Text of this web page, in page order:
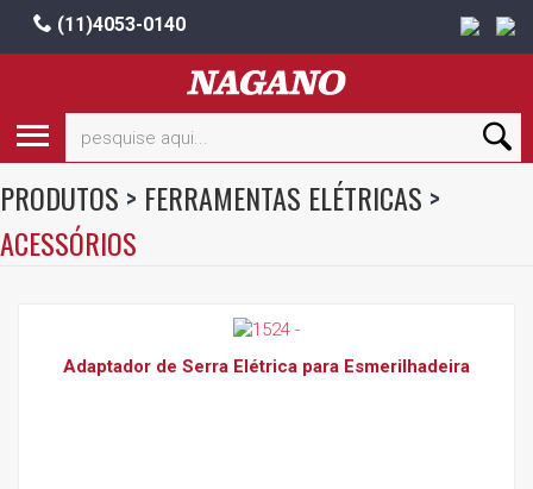
(11)4053-0140
PRODUTOS > FERRAMENTAS ELÉTRICAS >
ACESSÓRIOS
Adaptador de Serra Elétrica para Esmerilhadeira